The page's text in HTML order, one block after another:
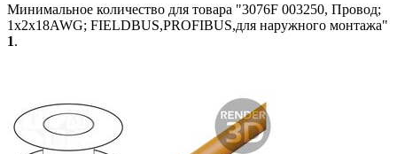
Минимальное количество для товара "3076F 003250, Провод;
1x2x18AWG; FIELDBUS,PROFIBUS,для наружного монтажа"
1.